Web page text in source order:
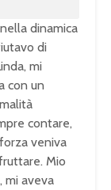
dinamica
di
mi
con un
contare,
veniva
Mio
mi aveva